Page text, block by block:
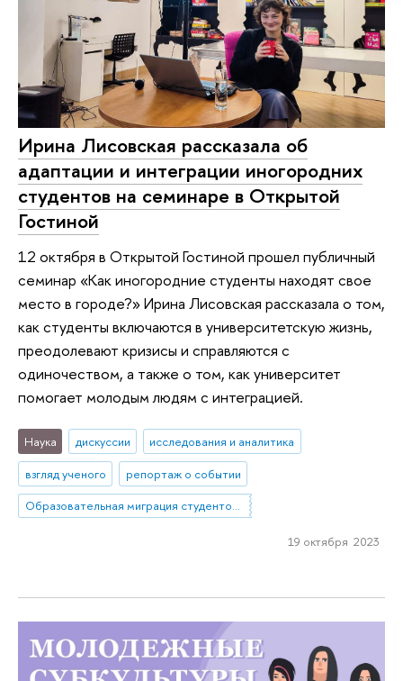
Ирина Лисовская рассказала об
адаптации и интеграции иногородних
студентов на семинаре в Открытой
Гостиной
12 октября в Открытой Гостиной прошел публичный
семинар «‎Как иногородние студенты находят свое
место в городе?» Ирина Лисовская рассказала о том,
как студенты включаются в университетскую жизнь,
преодолевают кризисы и справляются с
одиночеством, а также о том, как университет
помогает молодым людям с интеграцией.
Наука дискуссии
исследования и аналитика
взгляд ученого
репортаж о событии
Образовательная миграция студентов из небольших городов и сел в мегаполисы. Социальное включение как способ повышения устойчивости: барьеры, стратегии, успешные практики
19 октября 2023